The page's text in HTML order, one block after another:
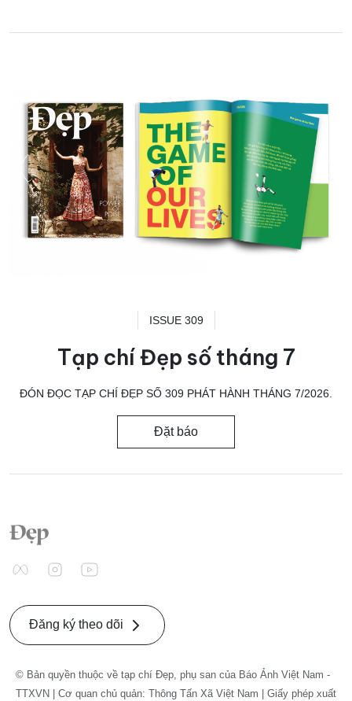
ISSUE 309
Tạp chí Đẹp số tháng 7
ĐÓN ĐỌC TẠP CHÍ ĐẸP SỐ 309 PHÁT HÀNH THÁNG 7/2026.
Đặt báo
Đăng ký theo dõi
© Bản quyền thuộc về tạp chí Đẹp, phụ san của Báo Ảnh Việt Nam -
TTXVN | Cơ quan chủ quản: Thông Tấn Xã Việt Nam | Giấy phép xuất